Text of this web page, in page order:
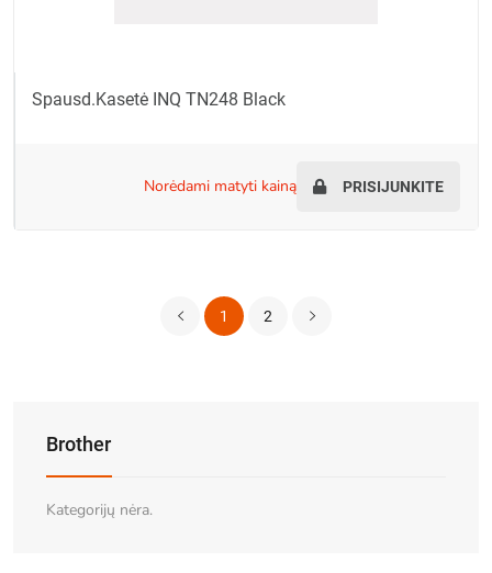
Spausd.kasetė INQ TN248 Black
norėdami matyti kainą PRISIJUNKITE
1 2
Brother
Kategorijų nėra.